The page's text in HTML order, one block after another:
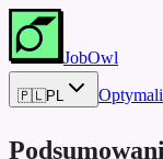
JobOwl
🇵🇱PL